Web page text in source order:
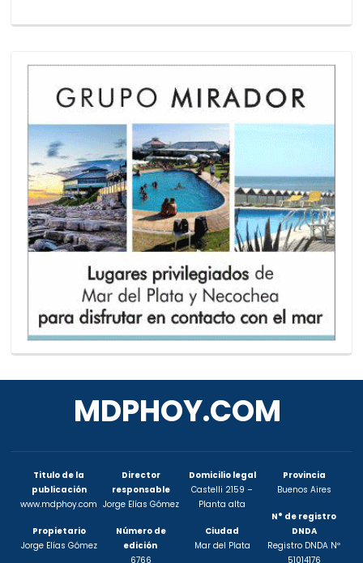
MDPHOY.COM
Titulo de la
publicación
www.mdphoy.com
Propietario
Jorge Elías Gómez
Director
responsable
Jorge Elías Gómez
Número de
edición
6766
Domicilio legal
Castelli 2159 –
Planta alta
Ciudad
Mar del Plata
Provincia
Buenos Aires
N° de registro
DNDA
Registro DNDA Nº
51014176